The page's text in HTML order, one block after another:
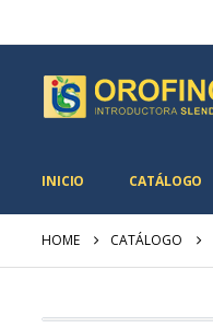
INICIO CATÁLOGO
HOME CATÁLOGO